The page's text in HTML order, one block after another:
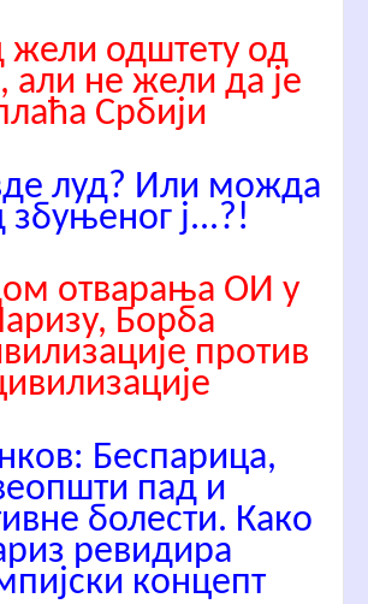
жели одштету од
али не жели да је
Србији
луд? Или можда
збуњеног ј...?!
отварања ОИ у
Борба
против
Беспарица,
пад и
болести. Како
ревидира
концепт